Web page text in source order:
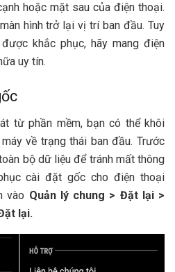
hoặc mặt sau của điện thoại.
hình trở lại vị trí ban đầu. Tuy
khắc phục, hãy mang điện
uy tín.
từ phần mềm, bạn có thể khôi
về trạng thái ban đầu. Trước
bộ dữ liệu để tránh mất thông
cài đặt gốc cho điện thoại
vào Quản lý chung > Đặt lại >
lại.